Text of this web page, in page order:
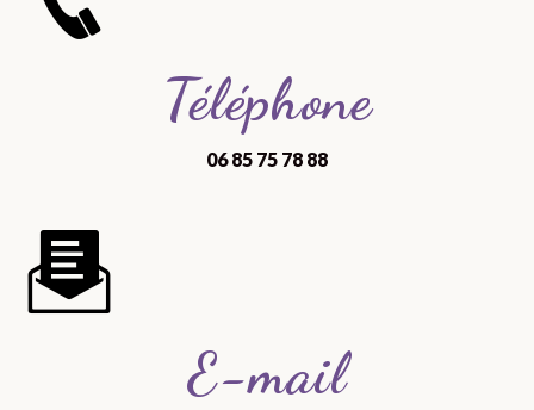
Téléphone
06 85 75 78 88
E-mail